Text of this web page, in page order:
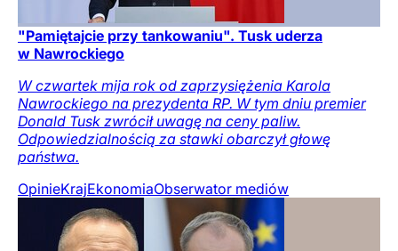
"Pamiętajcie przy tankowaniu". Tusk uderza
w Nawrockiego
W czwartek mija rok od zaprzysiężenia Karola
Nawrockiego na prezydenta RP. W tym dniu premier
Donald Tusk zwrócił uwagę na ceny paliw.
Odpowiedzialnością za stawki obarczył głowę
państwa.
OpinieKrajEkonomiaObserwator mediów